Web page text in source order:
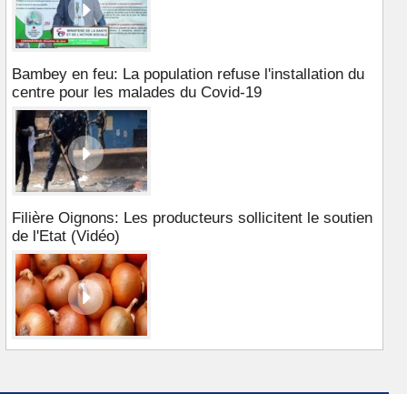
Bambey en feu: La population refuse l'installation du
centre pour les malades du Covid-19
Filière Oignons: Les producteurs sollicitent le soutien
de l'Etat (Vidéo)